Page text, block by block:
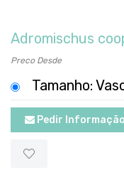
Adromischus
Preco Desde
Tamanho:
Pedir Informação